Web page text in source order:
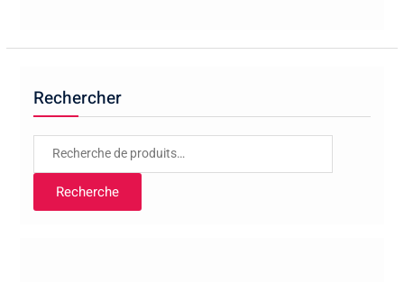
Rechercher
Recherche
Recherche